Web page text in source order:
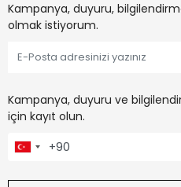
Kampanya, duyuru,
olmak istiyorum.
Kampanya, duyuru ve
için kayıt olun.